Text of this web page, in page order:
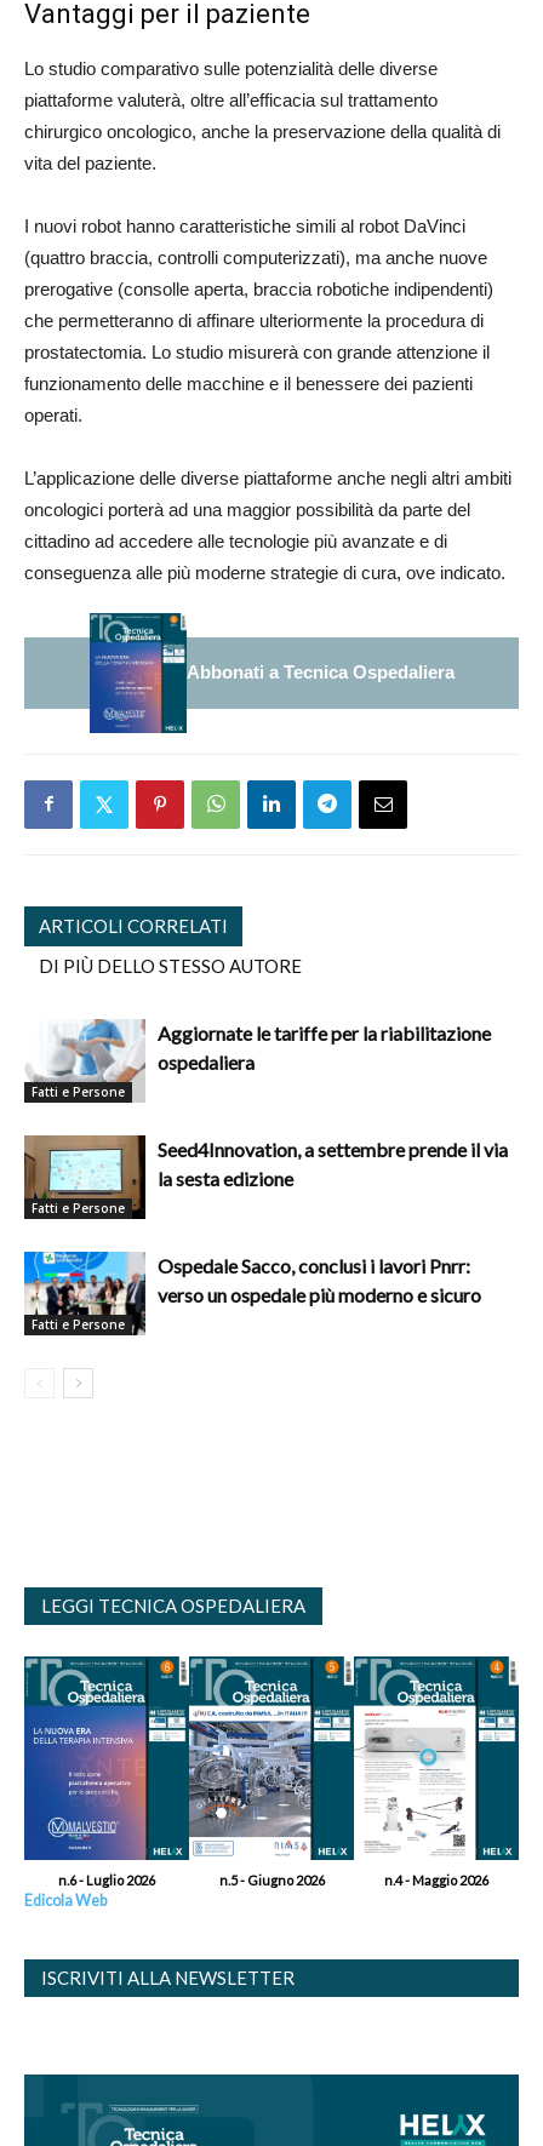
Vantaggi per il paziente
Lo studio comparativo sulle potenzialità delle diverse
piattaforme valuterà, oltre all’efficacia sul trattamento
chirurgico oncologico, anche la preservazione della qualità di
vita del paziente.
I nuovi robot hanno caratteristiche simili al robot DaVinci
(quattro braccia, controlli computerizzati), ma anche nuove
prerogative (consolle aperta, braccia robotiche indipendenti)
che permetteranno di affinare ulteriormente la procedura di
prostatectomia. Lo studio misurerà con grande attenzione il
funzionamento delle macchine e il benessere dei pazienti
operati.
L’applicazione delle diverse piattaforme anche negli altri ambiti
oncologici porterà ad una maggior possibilità da parte del
cittadino ad accedere alle tecnologie più avanzate e di
conseguenza alle più moderne strategie di cura, ove indicato.
Abbonati a Tecnica Ospedaliera
ARTICOLI CORRELATI
DI PIÙ DELLO STESSO AUTORE
Fatti e Persone
Aggiornate le tariffe per la riabilitazione
ospedaliera
Fatti e Persone
Seed4Innovation, a settembre prende il via
la sesta edizione
Fatti e Persone
Ospedale Sacco, conclusi i lavori Pnrr:
verso un ospedale più moderno e sicuro
LEGGI TECNICA OSPEDALIERA
n.6 - Luglio 2026 n.5 - Giugno 2026 n.4 - Maggio 2026
Edicola Web
ISCRIVITI ALLA NEWSLETTER